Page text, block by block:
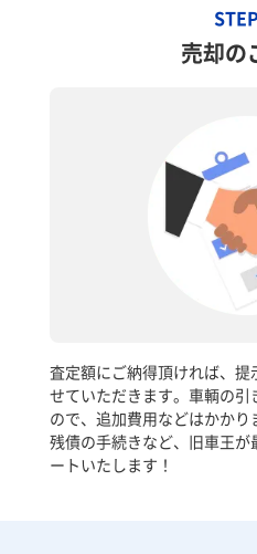
STEP
売却の
査定額にご納得頂ければ、
せていただきます。車輌の
ので、追加費用などはかか
残債の手続きなど、旧車王
ートいたします！